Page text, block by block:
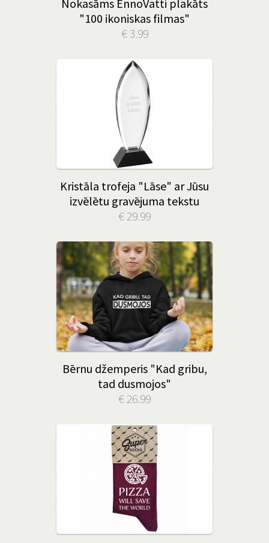
Nokasāms EnnoVatti plakāts
"100 ikoniskas filmas"
€ 3.99
Kristāla trofeja "Lāse" ar Jūsu
izvēlētu gravējuma tekstu
€ 29.99
Bērnu džemperis "Kad gribu,
tad dusmojos"
€ 26.99